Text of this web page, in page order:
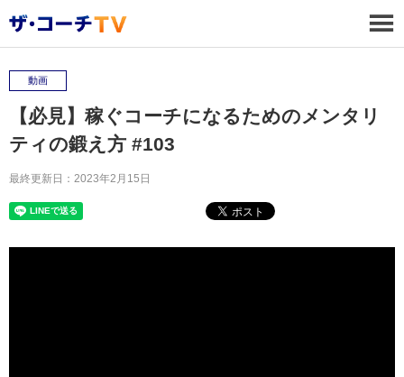
動画
【必見】稼ぐコーチになるためのメンタリ
ティの鍛え方 #103
最終更新日：2023年2月15日